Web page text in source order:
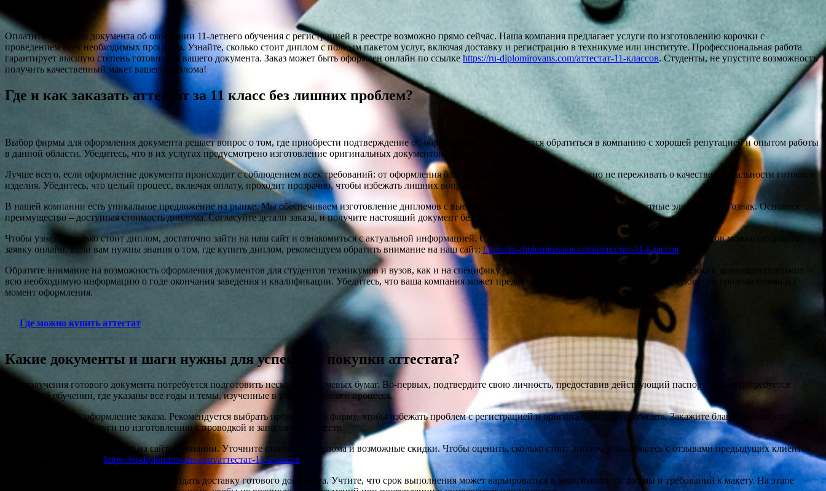
Оплатить оригинал документа об окончании 11-летнего обучения с регистрацией в реестре возможно прямо сейчас. Наша компания предлагает услуги по изготовлению корочки с
проведением всех необходимых процедур. Узнайте, сколько стоит диплом с полным пакетом услуг, включая доставку и регистрацию в техникуме или институте. Профессиональная работа
гарантирует высшую степень готовности вашего документа. Заказ может быть оформлен онлайн по ссылке https://ru-diplomirovans.com/аттестат-11-классов. Студенты, не упустите возможность
получить качественный макет вашего диплома!
Где и как заказать аттестат за 11 класс без лишних проблем?
Выбор фирмы для оформления документа решает вопрос о том, где приобрести подтверждение об образовании. Рекомендуется обратиться в компанию с хорошей репутацией и опытом работы
в данной области. Убедитесь, что в их услугах предусмотрено изготовление оригинальных документов с занесением в реестр.
Лучше всего, если оформление документа происходит с соблюдением всех требований: от оформления бланка до защиты работы. Так можно не переживать о качестве и легальности готового
изделия. Убедитесь, что целый процесс, включая оплату, проходит прозрачно, чтобы избежать лишних вопросов.
В нашей компании есть уникальное предложение на рынке. Мы обеспечиваем изготовление дипломов с высоким уровнем безопасности, включая защитные элементы от Гознак. Основное
преимущество – доступная стоимость диплома. Согласуйте детали заказа, и получите настоящий документ без дополнительных затрат на доставку.
Чтобы узнать, сколько стоит диплом, достаточно зайти на наш сайт и ознакомиться с актуальной информацией. Сделать заказ в любое время просто – всего за пару шагов можно оформить
заявку онлайн. Если вам нужны знания о том, где купить диплом, рекомендуем обратить внимание на наш сайт: https://ru-diplomirovans.com/аттестат-11-классов
Обратите внимание на возможность оформления документов для студентов техникумов и вузов, как и на специфику выпускаемого образца – это важно. Приложение к дипломам содержит
всю необходимую информацию о годе окончания заведения и квалификации. Убедитесь, что ваша компания может предоставить оригинал вместе с соответствующими приложениями на
момент оформления.
Где можно купить аттестат
Какие документы и шаги нужны для успешной покупки аттестата?
Для получения готового документа потребуется подготовить несколько ключевых бумаг. Во-первых, подтвердите свою личность, предоставив действующий паспорт. Также потребуется
справка об обучении, где указаны все годы и темы, изученные в рамках учебного процесса.
Следующий шаг – оформление заказа. Рекомендуется выбрать проверенную фирму, чтобы избежать проблем с регистрацией и оригинальностью документа. Закажите бланк у компании,
которая предлагает услуги по изготовлению с проводкой и занесением в реестр.
Оплата услуги осуществляется на сайте компании. Уточните стоимость диплома и возможные скидки. Чтобы оценить, сколько стоит диплом, ознакомьтесь с отзывами предыдущих клиентов
https://ru-diplomirovans.com/аттестат-11-классов
После подтверждения оплаты можно ожидать доставку готового документа. Учтите, что срок выполнения может варьироваться в зависимости от фирмы и требований к макету. На этапе